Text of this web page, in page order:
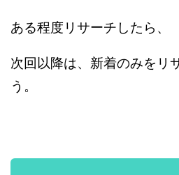
ある程度リサーチしたら、
次回以降は、新着のみをリ
う。